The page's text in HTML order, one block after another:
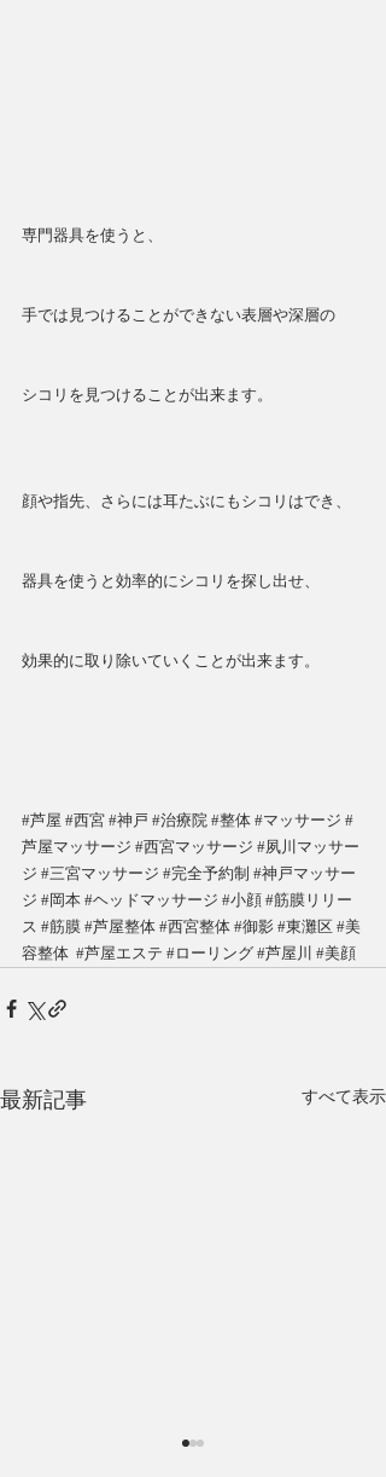
専門器具を使うと、
手では見つけることができない表層や深層の
シコリを見つけることが出来ます。
顔や指先、さらには耳たぶにもシコリはでき、
器具を使うと効率的にシコリを探し出せ、
効果的に取り除いていくことが出来ます。
#芦屋 #西宮 #神戸 #治療院 #整体 #マッサージ #
芦屋マッサージ #西宮マッサージ #夙川マッサー
ジ #三宮マッサージ #完全予約制 #神戸マッサー
ジ #岡本 #ヘッドマッサージ #小顔 #筋膜リリー
ス #筋膜 #芦屋整体 #西宮整体 #御影 #東灘区 #美
容整体 #芦屋エステ #ローリング #芦屋川 #美顔
最新記事 すべて表示